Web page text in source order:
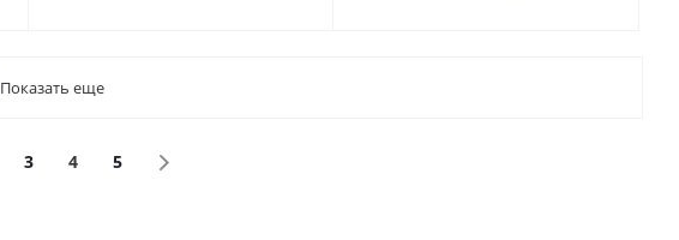
Показать еще
3 4 5